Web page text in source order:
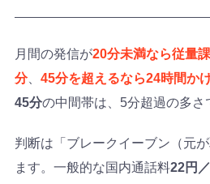
月間の発信が20分未満なら従量
分、 45分を超えるなら24時間か
45分の中間帯は、5分超過の多さ
判断は「ブレークイーブン（元
ます。一般的な国内通話料22円